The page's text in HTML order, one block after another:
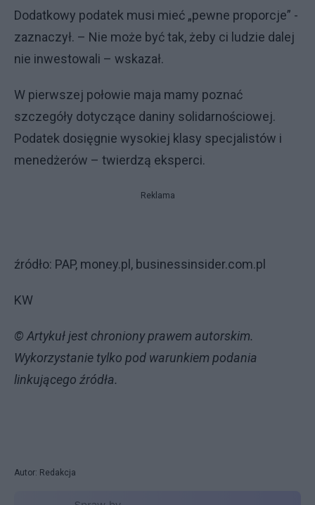
Dodatkowy podatek musi mieć „pewne proporcje” -
zaznaczył. – Nie może być tak, żeby ci ludzie dalej
nie inwestowali – wskazał.
W pierwszej połowie maja mamy poznać
szczegóły dotyczące daniny solidarnościowej.
Podatek dosięgnie wysokiej klasy specjalistów i
menedżerów – twierdzą eksperci.
Reklama
źródło: PAP, money.pl, businessinsider.com.pl
KW
© Artykuł jest chroniony prawem autorskim.
Wykorzystanie tylko pod warunkiem podania
linkującego źródła.
Autor: Redakcja